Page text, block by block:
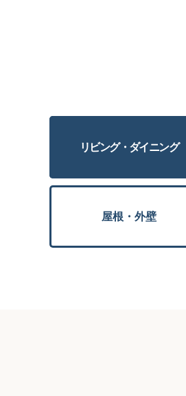
リビング・ダイニング
屋根・外壁